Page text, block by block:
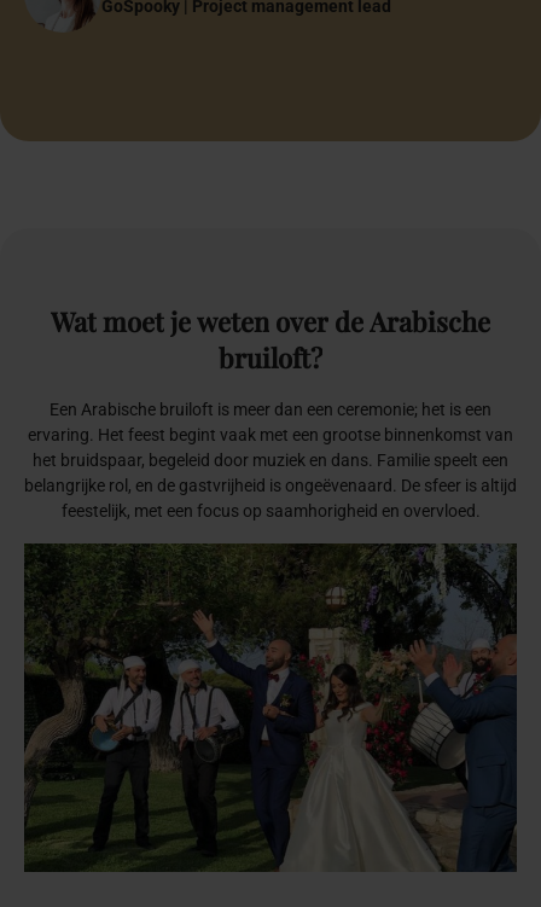
Bruidspaar
Halima Özen-El Hajoui
GoSpooky | Project management lead
Papa & Mama
Founder Anne-Martine Weddings & Events
Bruidspaar
Halima Özen-El Hajoui
Wat moetjeweten over deArabische
bruiloft?
Een Arabische bruiloft is meer dan een ceremonie; het is een
ervaring. Het feest begint vaak met een grootse binnenkomst van
het bruidspaar, begeleid door muziek en dans. Familie speelt een
belangrijke rol, en de gastvrijheid is ongeëvenaard. De sfeer is altijd
feestelijk, met een focus op saamhorigheid en overvloed.